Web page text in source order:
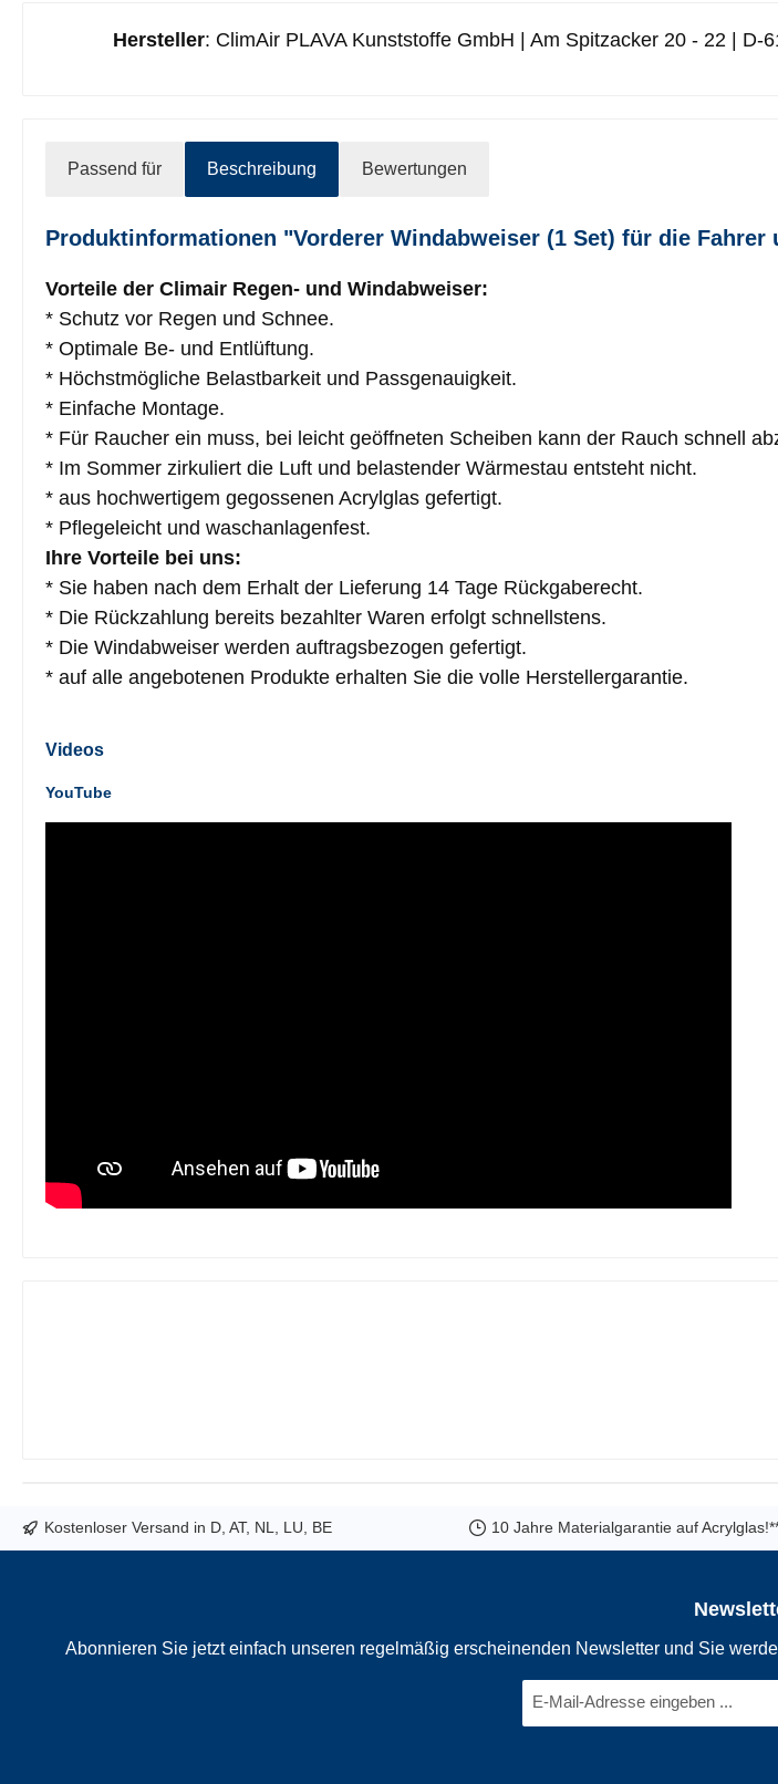
Hersteller: ClimAir PLAVA Kunststoffe GmbH | Am Spitzacker 20 - 22 | D-
Passend für Beschreibung Bewertungen
Produktinformationen "Vorderer Windabweiser (1 Set) für die Fahrer
Vorteile der Climair Regen- und Windabweiser:
* Schutz vor Regen und Schnee.
* Optimale Be- und Entlüftung.
* Höchstmögliche Belastbarkeit und Passgenauigkeit.
* Einfache Montage.
* Für Raucher ein muss, bei leicht geöffneten Scheiben kann der Rauch schnell
* Im Sommer zirkuliert die Luft und belastender Wärmestau entsteht nicht.
* aus hochwertigem gegossenen Acrylglas gefertigt.
* Pflegeleicht und waschanlagenfest.
Ihre Vorteile bei uns:
* Sie haben nach dem Erhalt der Lieferung 14 Tage Rückgaberecht.
* Die Rückzahlung bereits bezahlter Waren erfolgt schnellstens.
* Die Windabweiser werden auftragsbezogen gefertigt.
* auf alle angebotenen Produkte erhalten Sie die volle Herstellergarantie.
Videos
YouTube
Kostenloser Versand in D, AT, NL, LU, BE 10 Jahre Materialgarantie auf
Abonnieren Sie jetzt einfach unseren regelmäßig erscheinenden Newsletter und Sie
Mail-
Adresse*